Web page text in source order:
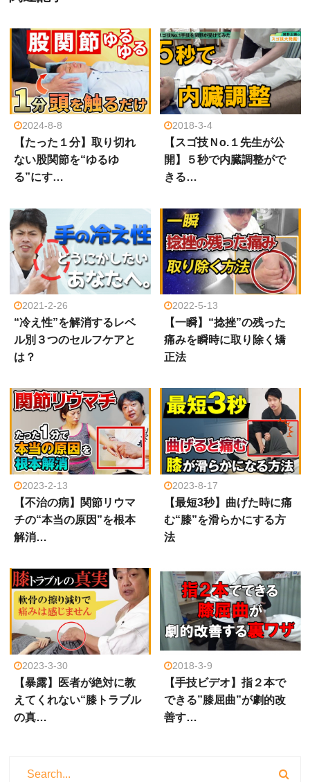
2024-8-8
【たった１分】取り切れ
ない股関節を“ゆるゆ
る”にす…
2018-3-4
【スゴ技Ｎo.１先生が公
開】５秒で内臓調整がで
きる…
2021-2-26
“冷え性”を解消するレベ
ル別３つのセルフケアと
は？
2022-5-13
【一瞬】“捻挫”の残った
痛みを瞬時に取り除く矯
正法
2023-2-13
【不治の病】関節リウマ
チの“本当の原因”を根本
解消…
2023-8-17
【最短3秒】曲げた時に痛
む“膝”を滑らかにする方
法
2023-3-30
【暴露】医者が絶対に教
えてくれない“膝トラブル
の真…
2018-3-9
【手技ビデオ】指２本で
できる”膝屈曲”が劇的改
善す…